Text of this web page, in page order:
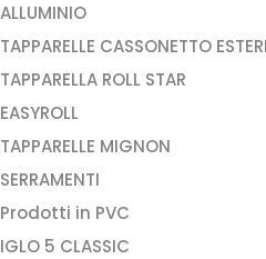
ALLUMINIO
TAPPARELLE CASSONETTO
TAPPARELLA ROLL STAR
EASYROLL
TAPPARELLE MIGNON
SERRAMENTI
Prodotti in PVC
IGLO 5 CLASSIC